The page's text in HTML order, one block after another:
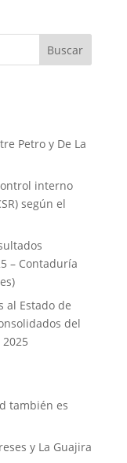
Petro y De La
interno
según el
– Contaduría
al Estado de
del
también es
y La Guajira